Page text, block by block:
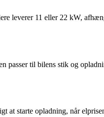
leverer 11 eller 22 kW,
til bilens stik og
starte opladning, når